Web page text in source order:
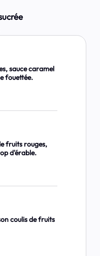
sauce caramel
fouettée.
fruits rouges,
d'érable.
coulis de fruits